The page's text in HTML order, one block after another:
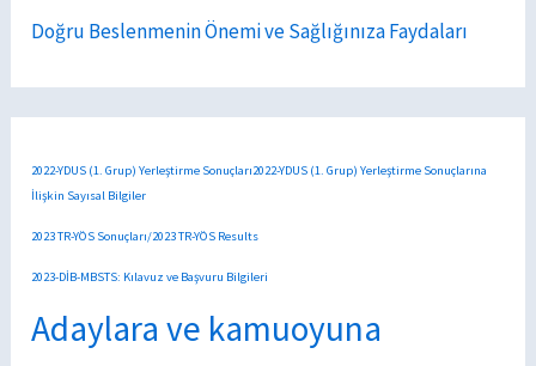
Doğru Beslenmenin Önemi ve Sağlığınıza Faydaları
2022-YDUS (1. Grup) Yerleştirme Sonuçları2022-YDUS (1. Grup) Yerleştirme Sonuçlarına
İlişkin Sayısal Bilgiler
2023 TR-YÖS Sonuçları/2023 TR-YÖS Results
2023-DİB-MBSTS: Kılavuz ve Başvuru Bilgileri
Adaylara ve kamuoyuna